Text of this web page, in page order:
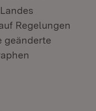
Regelungen
geänderte